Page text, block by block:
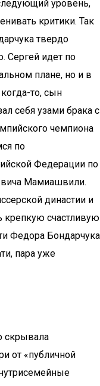
уровень,
критики. Так
твердо
Сергей идет по
плане, но и в
то, сын
себя узами брака с
чемпиона
по
Федерации по
Мамиашвили.
династии и
крепкую счастливую
Федора Бондарчука
пара уже
скрывала
от «публичной